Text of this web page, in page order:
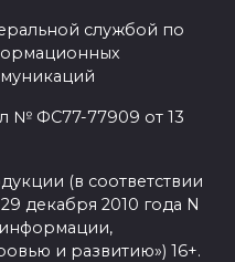
службой по
№ ФС77-77909 от 13
(в соответствии
декабря 2010 года N
и развитию») 16+.